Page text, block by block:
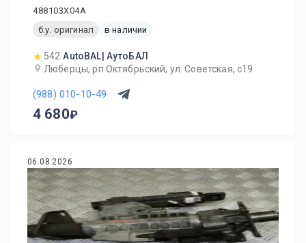
488103X04A
б.у. оригинал
в наличии
542 AutoBAL| АутоБАЛ
Люберцы, рп Октябрьский, ул. Советская, с19
(988) 010-10-49
4 680
06.08.2026